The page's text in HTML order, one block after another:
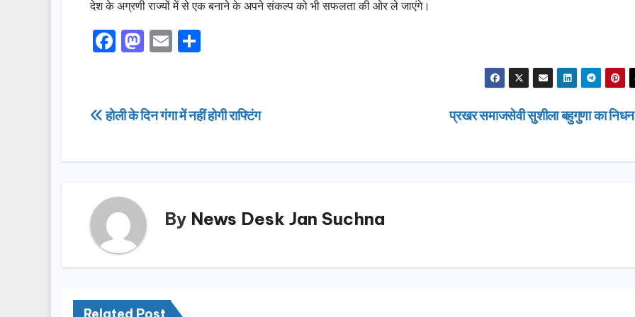
देश के अग्रणी राज्यों में से एक बनाने के अपने संकल्प को भी सफलता की ओर ले जाएंगे।
F
e
o
k
M
o
o
E
e
Post
प्रखर समाजसेवी सुशीला बहुगुणा का निधन
होली के दिन गंगा में नहीं होगी राफ्टिंग
By News Desk Jan Suchna
Related Post
उत्तराखण्ड उत्तराखण्ड